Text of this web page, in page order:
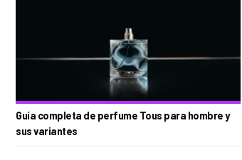
Guía completa de perfume Tous para hombre y
sus variantes